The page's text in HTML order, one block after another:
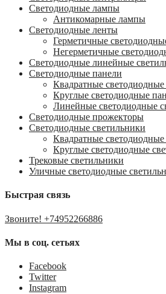
Светодиодные лампы
Антикомарные лампы
Светодиодные ленты
Гермeтичные
Негерметичные
Светодиодные линейные
Светодиодные панели
Квадратные светодиодные
Круглые светодиодные
Линейные светодиодные
Светодиодные прожекторы
Светодиодные светильники
Квадратные светодиодные
Круглые светодиодные
Трековые светильники
Уличные светодиодные
Быстрая связь
Звоните! +74952266886
Мы в соц. сетьях
Facebook
Twitter
Instagram